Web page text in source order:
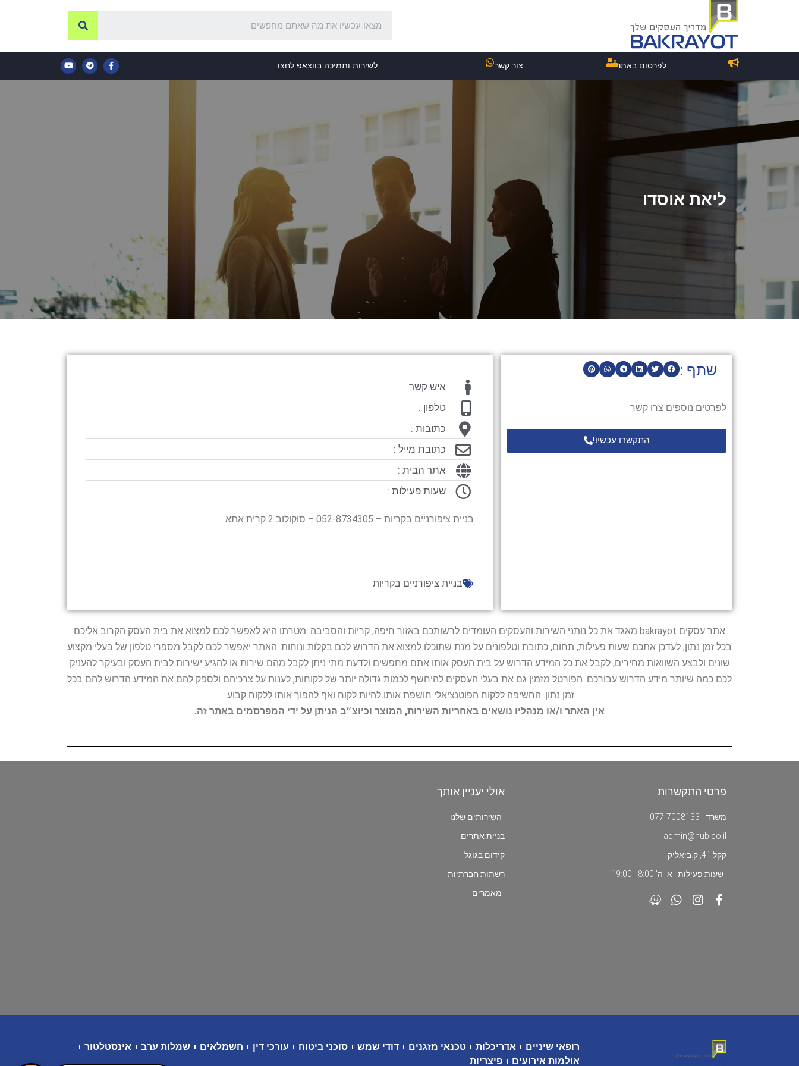
לפרסום באתר צור קשר לשירות ותמיכה בווצאפ לחצו
ליאת אוסדו
שתף :
לפרטים נוספים צרו קשר
התקשרו עכשיו!
איש קשר :
טלפון :
כתובות :
כתובת מייל :
אתר הבית :
שעות פעילות :
בניית ציפורניים בקריות – 052-8734305 – סוקולוב 2 קרית אתא
בניית ציפורניים בקריות
אתר עסקים bakrayot מאגד את כל נותני השירות והעסקים העומדים לרשותכם באזור חיפה, קריות והסביבה. מטרתו היא לאפשר לכם למצוא את בית העסק הקרוב אליכם
בכל זמן נתון, לעדכן אתכם שעות פעילות, תחום, כתובת וטלפונים על מנת שתוכלו למצוא את הדרוש לכם בקלות ונוחות. האתר יאפשר לכם לקבל מספרי טלפון של בעלי מקצוע
שונים ולבצע השוואות מחירים, לקבל את כל המידע הדרוש על בית העסק אותו אתם מחפשים ולדעת מתי ניתן לקבל מהם שירות או להגיע ישירות לבית העסק ובעיקר להעניק
לכם כמה שיותר מידע הדרוש עבורכם. הפורטל מזמין גם את בעלי העסקים להיחשף לכמות גדולה יותר של לקוחות, לענות על צרכיהם ולספק להם את המידע הדרוש להם בכל
זמן נתון. החשיפה ללקוח הפוטנציאלי חושפת אותו להיות לקוח ואף להפוך אותו ללקוח קבוע.
אין האתר ו/או מנהליו נושאים באחריות השירות, המוצר וכיוצ״ב הניתן על ידי המפרסמים באתר זה.
פרטי התקשרות
משרד - 077-7008133
admin@hub.co.il
קקל 41, ק.ביאליק
שעות פעילות : א'-ה' 8:00 - 19:00
אולי יעניין אותך
השירותים שלנו
בניית אתרים
קידום בגוגל
רשתות חברתיות
מאמרים
רופאי שיניים אדריכלות טכנאי מזגנים דודי שמש סוכני ביטוח עורכי דין חשמלאים שמלות ערב
אינסטלטור
אולמות אירועים
פיצריות